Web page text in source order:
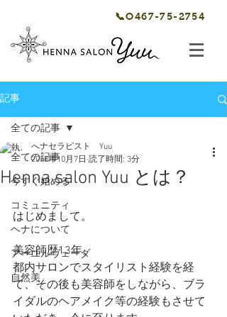
📞O467-75-2754
記事
全ての記事
今すぐ始める
コミュニティ
ヘナについて
アーユルヴェーダ
自然美
全ての記事
Henna salon Yuu とは？
へナセラピスト Yuu
2018年10月7日 読了時間: 3分
はじめまして。
美容師歴13年。
都内サロンでスタイリスト経験を経
て、その後も美容師をしながら、ブラ
イダルのヘアメイク等の経験もさせて